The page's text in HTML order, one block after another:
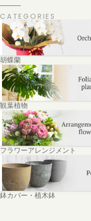
CATEGORIES
胡蝶蘭
観葉植物
フラワーアレンジメント
鉢カバー・植木鉢